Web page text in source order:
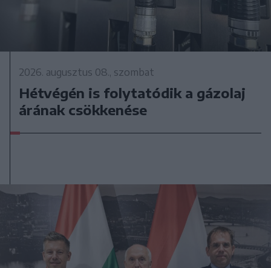
2026. augusztus 08., szombat
Hétvégén is folytatódik a gázolaj
árának csökkenése